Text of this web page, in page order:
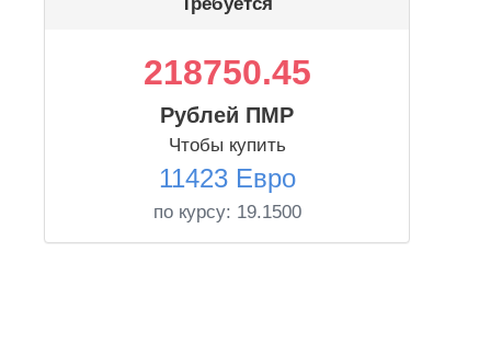
218750.45
Рублей ПМР
Чтобы купить
11423 Евро
по курсу: 19.1500